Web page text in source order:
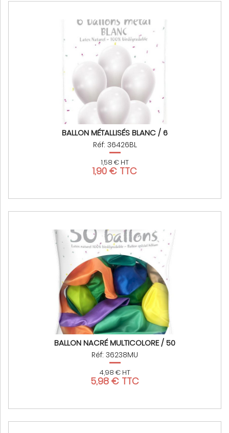
BALLON MÉTALLISÉS BLANC / 6
Réf: 36426BL
1,58 € HT
1,90 € TTC
BALLON NACRÉ MULTICOLORE / 50
Réf: 36238MU
4,98 € HT
5,98 € TTC